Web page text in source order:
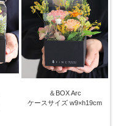
＆BOX Arc
ケースサイズ w9×h19cm